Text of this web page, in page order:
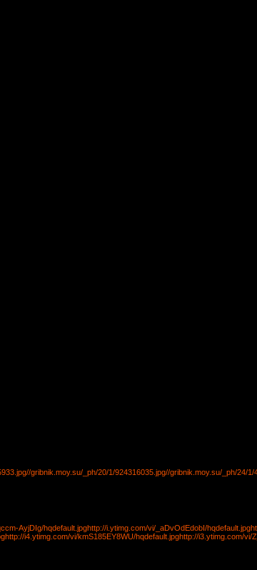
//gribnik.moy.su/_ph/20/1/924316035.jpg//gribnik.moy.su/_ph/24/1/
AyjDIg/hqdefault.jpghttp://i.ytimg.com/vi/_aDvOdEdobI/hqdefault.jpg
http://i4.ytimg.com/vi/kmS185EY8WU/hqdefault.jpghttp://i3.ytimg.com/vi/